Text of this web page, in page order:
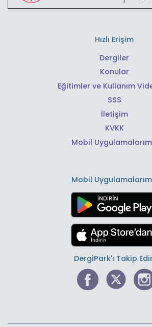
Hızlı Erişim
Dergiler
Konular
Eğitimler ve Kullanım
SSS
İletişim
KVKK
Mobil
Mobil
DergiPark'ı Takip